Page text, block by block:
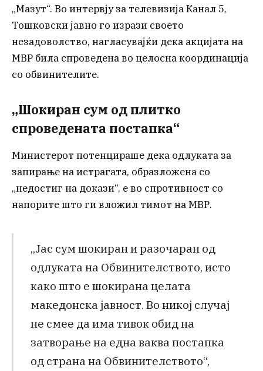
„Мазут“. Во интервју за телевизија Канал 5,
Тошковски јавно го изрази своето
незадоволство, нагласувајќи дека акцијата на
МВР била спроведена во целосна координација
со обвинителите.
„Шокиран сум од плитко
спроведената постапка“
Министерот потенцираше дека одлуката за
запирање на истрагата, образложена со
„недостиг на докази“, е во спротивност со
напорите што ги вложил тимот на МВР.
„Јас сум шокиран и разочаран од
одлуката на Обвинителството, исто
како што е шокирана целата
македонска јавност. Во никој случај
не смее да има тивок обид на
затворање на една ваква постапка
од страна на Обвинителството“,